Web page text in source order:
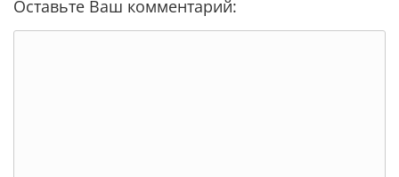
Оставьте Ваш комментарий: